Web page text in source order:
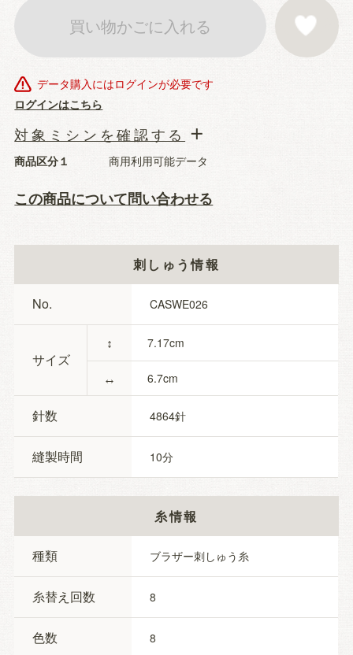
データ購入にはログインが必要です
買い物かごに入れる
ログインはこちら
お気に入りに登
商品区分１ 商用利用可能データ
この商品について問い合わせる
対象ミシンを確認する
刺しゅう情報
No. CASWE026
サイズ
↕
↔
7.17
6.7
針数 4864
縫製時間 10
糸情報
種類 ブラザー刺しゅう糸
糸替え回数 8
色数 8